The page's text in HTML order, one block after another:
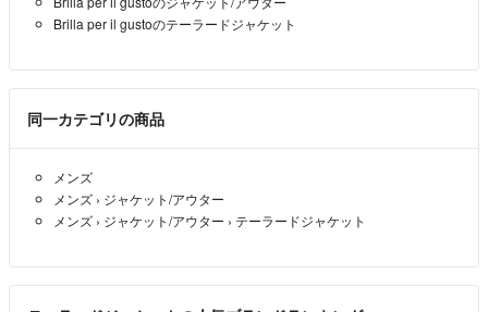
Brilla per il gustoのテーラードジャケット
同一カテゴリの商品
メンズ
メンズ › ジャケット/アウター
メンズ › ジャケット/アウター › テーラードジャケット